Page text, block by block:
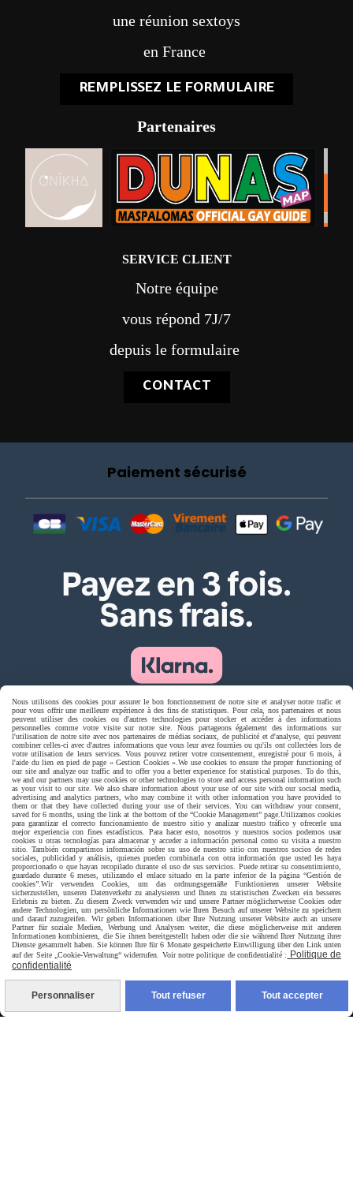
une réunion sextoys
en France
REMPLISSEZ LE FORMULAIRE
Partenaires
SERVICE CLIENT
Notre équipe
vous répond 7J/7
depuis le formulaire
CONTACT
Paiement sécurisé
Livraison rapide
livraison à domicile France et union europeen
livraison en point relais France
Nous utilisons des cookies pour assurer le bon fonctionnement de notre site et analyser notre trafic et
pour vous offrir une meilleure expérience à des fins de statistiques. Pour cela, nos partenaires et nous
peuvent utiliser des cookies ou d'autres technologies pour stocker et accéder à des informations
personnelles comme votre visite sur notre site. Nous partageons également des informations sur
l'utilisation de notre site avec nos partenaires de médias sociaux, de publicité et d'analyse, qui peuvent
combiner celles-ci avec d'autres informations que vous leur avez fournies ou qu'ils ont collectées lors de
votre utilisation de leurs services. Vous pouvez retirer votre consentement, enregistré pour 6 mois, à
l'aide du lien en pied de page « Gestion Cookies ». We use cookies to ensure the proper functioning of
our site and analyze our traffic and to offer you a better experience for statistical purposes. To do this,
we and our partners may use cookies or other technologies to store and access personal information such
as your visit to our site. We also share information about your use of our site with our social media,
advertising and analytics partners, who may combine it with other information you have provided to
them or that they have collected during your use of their services. You can withdraw your consent,
saved for 6 months, using the link at the bottom of the “Cookie Management” page. Utilizamos cookies
para garantizar el correcto funcionamiento de nuestro sitio y analizar nuestro tráfico y ofrecerle una
mejor experiencia con fines estadísticos. Para hacer esto, nosotros y nuestros socios podemos usar
cookies u otras tecnologías para almacenar y acceder a información personal como su visita a nuestro
sitio. También compartimos información sobre su uso de nuestro sitio con nuestros socios de redes
sociales, publicidad y análisis, quienes pueden combinarla con otra información que usted les haya
proporcionado o que hayan recopilado durante el uso de sus servicios. Puede retirar su consentimiento,
guardado durante 6 meses, utilizando el enlace situado en la parte inferior de la página “Gestión de
cookies”. Wir verwenden Cookies, um das ordnungsgemäße Funktionieren unserer Website
sicherzustellen, unseren Datenverkehr zu analysieren und Ihnen zu statistischen Zwecken ein besseres
Erlebnis zu bieten. Zu diesem Zweck verwenden wir und unsere Partner möglicherweise Cookies oder
andere Technologien, um persönliche Informationen wie Ihren Besuch auf unserer Website zu speichern
und darauf zuzugreifen. Wir geben Informationen über Ihre Nutzung unserer Website auch an unsere
Partner für soziale Medien, Werbung und Analysen weiter, die diese möglicherweise mit anderen
Informationen kombinieren, die Sie ihnen bereitgestellt haben oder die sie während Ihrer Nutzung ihrer
Dienste gesammelt haben. Sie können Ihre für 6 Monate gespeicherte Einwilligung über den Link unten
auf der Seite „Cookie-Verwaltung“ widerrufen. Voir notre politique de confidentialité :
Politique de
confidentialité
Personnaliser Tout refuser Tout accepter